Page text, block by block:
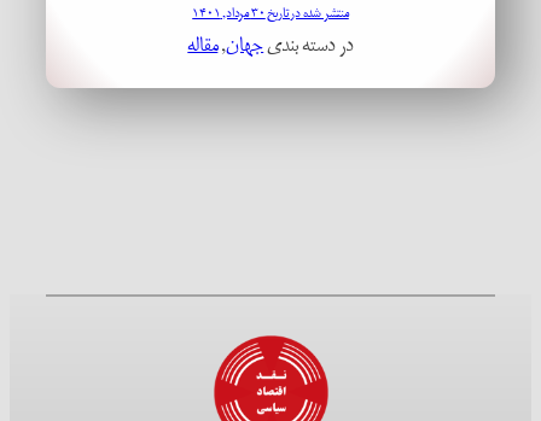
منتشر شده در تاریخ ۳۰ مرداد, ۱۴۰۱
در دسته بندیجهان, مقاله